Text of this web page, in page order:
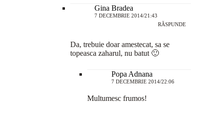
Gina Bradea
7 DECEMBRIE 2014/21:43
RĂSPUNDE
Da, trebuie doar amestecat, sa se
topeasca zaharul, nu batut 🙂
Popa Adnana
7 DECEMBRIE 2014/22:06
Multumesc frumos!